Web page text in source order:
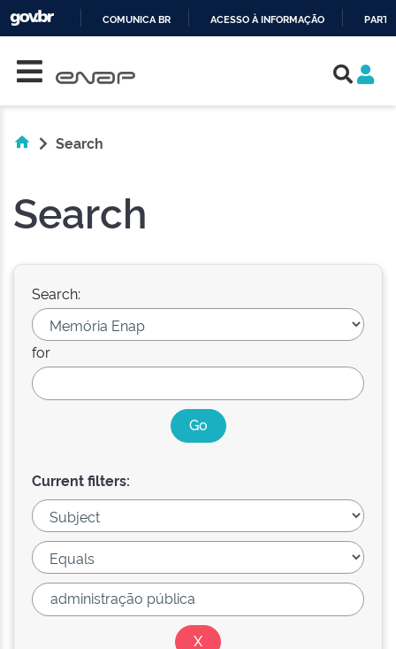
COMUNICA BR ACESSO À INFORMAÇÃO
Search
Search
Search:
for
Current filters: